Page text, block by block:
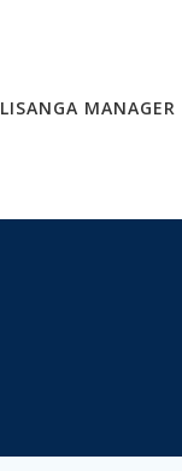
LISANGA MANAGER